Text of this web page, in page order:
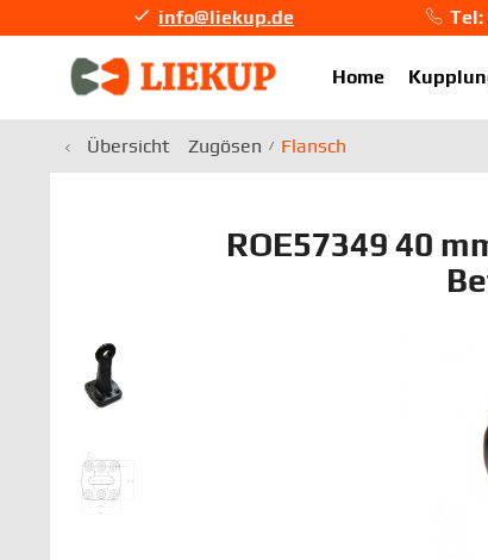
info@liekup.de
Tel:
Home
Übersicht Zugösen Flansch
ROE57349 40